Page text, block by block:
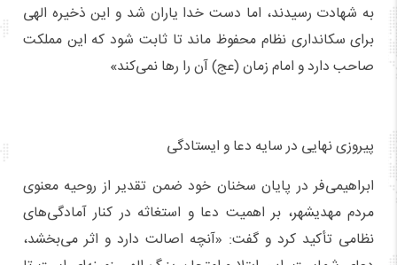
به شهادت رسیدند، اما دست خدا یاران شد و این ذخیره الهی
برای سکانداری نظام محفوظ ماند تا ثابت شود که این مملکت
صاحب دارد و امام زمان (عج) آن را رها نمی‌کند»
پیروزی نهایی در سایه دعا و ایستادگی
ابراهیمی‌فر در پایان سخنان خود ضمن تقدیر از روحیه معنوی
مردم مهدیشهر، بر اهمیت دعا و استغاثه در کنار آمادگی‌های
نظامی تأکید کرد و گفت: «آنچه اصالت دارد و اثر می‌بخشد،